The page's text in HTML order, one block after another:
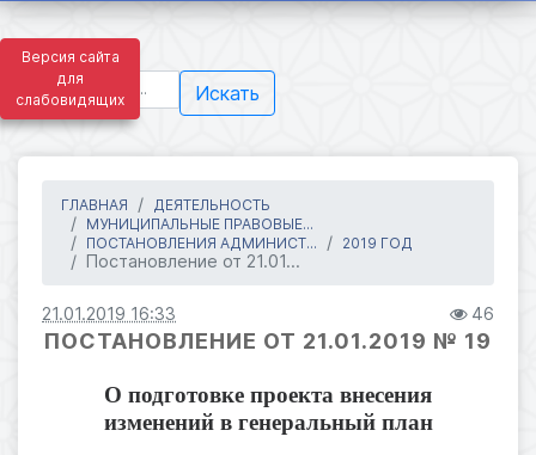
Версия сайта
для
слабовидящих
Искать
ГЛАВНАЯ
ДЕЯТЕЛЬНОСТЬ
МУНИЦИПАЛЬНЫЕ ПРАВОВЫЕ...
ПОСТАНОВЛЕНИЯ АДМИНИСТ...
2019 ГОД
Постановление от 21.01...
21.01.2019 16:33 46
ПОСТАНОВЛЕНИЕ ОТ 21.01.2019 № 19
О подготовке проекта внесения
изменений в генеральный план